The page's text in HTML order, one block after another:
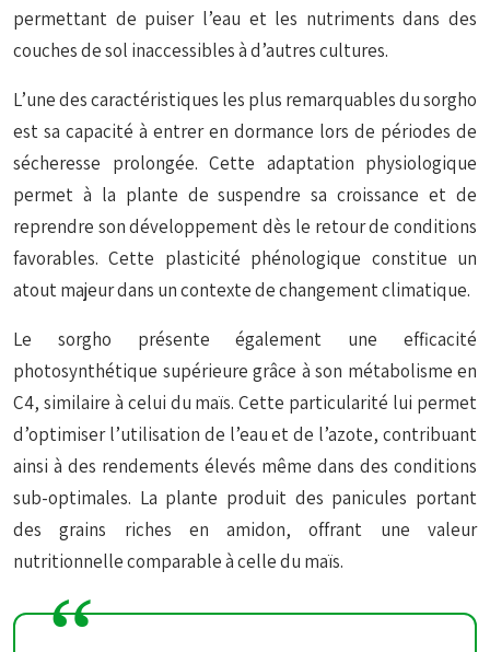
permettant de puiser l’eau et les nutriments dans des
couches de sol inaccessibles à d’autres cultures.
L’une des caractéristiques les plus remarquables du sorgho
est sa capacité à entrer en dormance lors de périodes de
sécheresse prolongée. Cette adaptation physiologique
permet à la plante de suspendre sa croissance et de
reprendre son développement dès le retour de conditions
favorables. Cette plasticité phénologique constitue un
atout majeur dans un contexte de changement climatique.
Le sorgho présente également une efficacité
photosynthétique supérieure grâce à son métabolisme en
C4, similaire à celui du maïs. Cette particularité lui permet
d’optimiser l’utilisation de l’eau et de l’azote, contribuant
ainsi à des rendements élevés même dans des conditions
sub-optimales. La plante produit des panicules portant
des grains riches en amidon, offrant une valeur
nutritionnelle comparable à celle du maïs.